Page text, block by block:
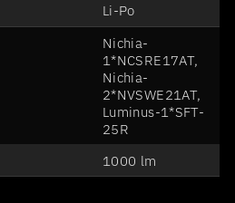
Li-Po
Nichia-
1*NCSRE17AT,
Nichia-
2*NVSWE21AT,
Luminus-1*SFT-
25R
1000 lm